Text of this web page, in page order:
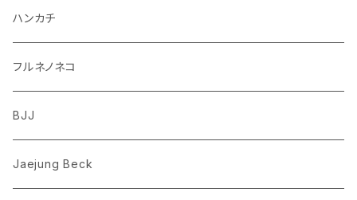
ポメラニアン
リス
クマ
ゾウ
トリ
ちいかわ
ミッフィー
Richard Scarry (リチャード・スキャリー)
おぱんちゅうさぎ/んぽちゃむ
ハンカチ
フルネノネコ
BJJ
Jaejung Beck